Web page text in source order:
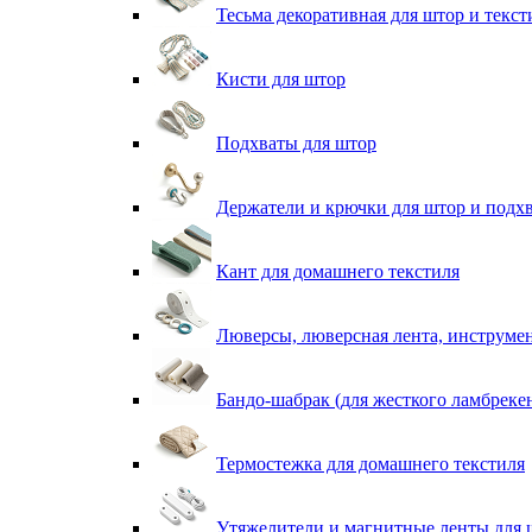
Тесьма декоративная для штор и
Кисти для штор
Подхваты для штор
Держатели и крючки для штор и
Кант для домашнего текстиля
Люверсы, люверсная лента,
Бандо-шабрак (для жесткого
Термостежка для домашнего текстиля
Утяжелители и магнитные ленты для